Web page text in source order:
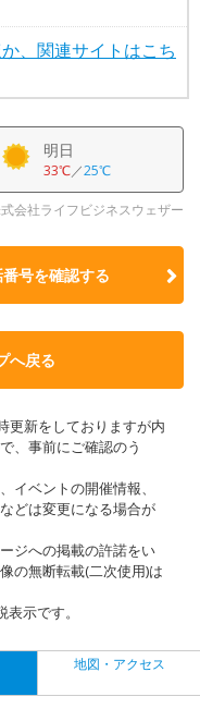
、関連サイトはこち
明日
33℃／25℃
会社ライフビジネスウェザー
号を確認する
へ戻る
更新をしておりますが内
、事前にご確認のう
イベントの開催情報、
どは変更になる場合が
ジへの掲載の許諾をい
の無断転載(二次使用)は
示です。
地図・アクセス